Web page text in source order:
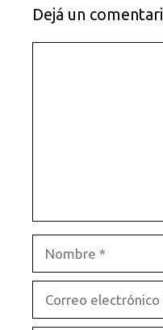
Dejá un
electrónico